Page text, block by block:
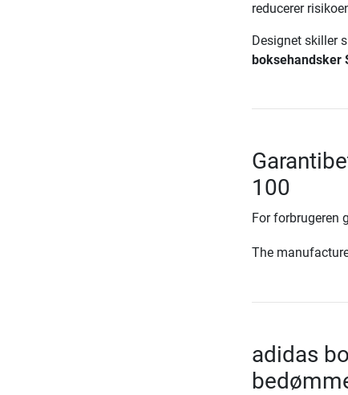
reducerer
Designet skiller
boksehandsker
100
For forbrugeren
The
adidas